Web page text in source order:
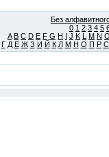
Без
0 1 2 3 4 5
A B C D E F G H I J K L M N
Г Д Е Ж З И Й К Л М Н О П Р С